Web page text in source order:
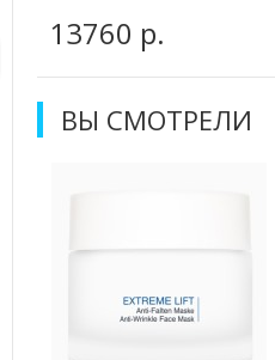
13760 р.
ВЫ СМОТРЕЛИ